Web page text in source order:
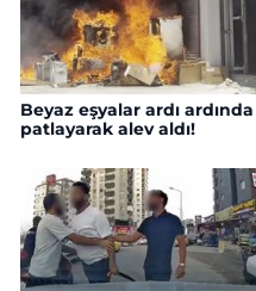
Beyaz eşyalar ardı ardında
patlayarak alev aldı!